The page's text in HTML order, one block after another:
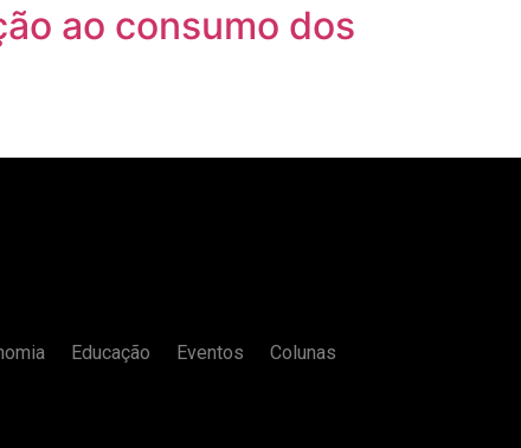
ao consumo dos
Educação Eventos Colunas